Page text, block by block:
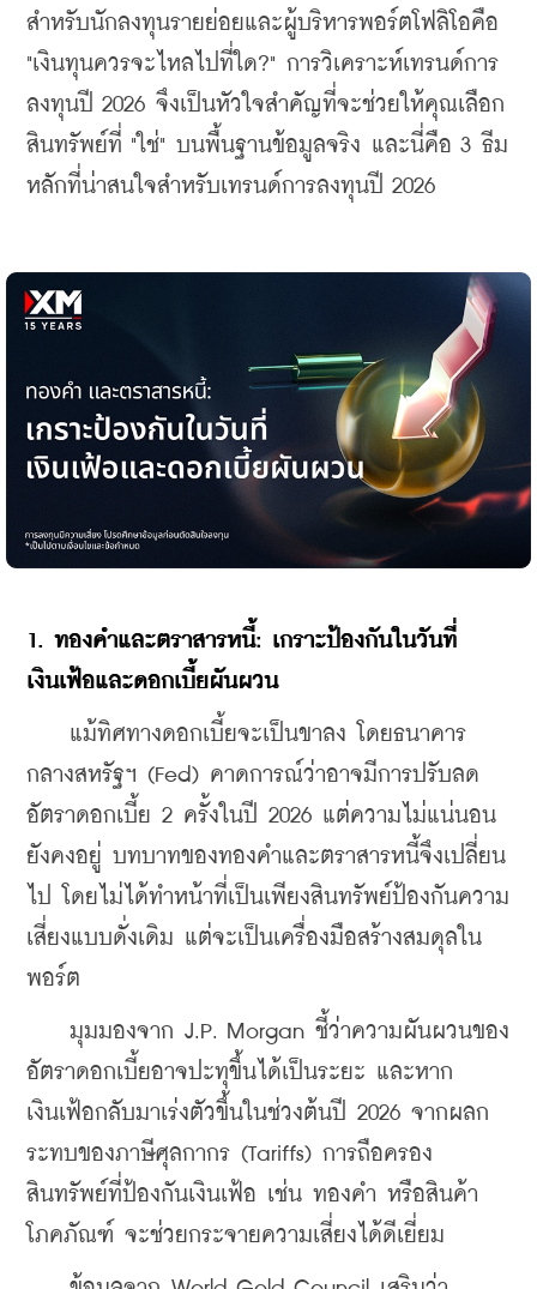
สำหรับนักลงทุนรายย่อยและผู้บริหารพอร์ตโฟลิโอคือ
"เงินทุนควรจะไหลไปที่ใด?" การวิเคราะห์เทรนด์การ
ลงทุนปี 2026 จึงเป็นหัวใจสำคัญที่จะช่วยให้คุณเลือก
สินทรัพย์ที่ "ใช่" บนพื้นฐานข้อมูลจริง และนี่คือ 3 ธีม
หลักที่น่าสนใจสำหรับเทรนด์การลงทุนปี 2026
​1. ทองคำและตราสารหนี้: เกราะป้องกันในวันที่
เงินเฟ้อและดอกเบี้ยผันผวน
แม้ทิศทางดอกเบี้ยจะเป็นขาลง โดยธนาคาร
กลางสหรัฐฯ (Fed) คาดการณ์ว่าอาจมีการปรับลด
อัตราดอกเบี้ย 2 ครั้งในปี 2026 แต่ความไม่แน่นอน
ยังคงอยู่ บทบาทของทองคำและตราสารหนี้จึงเปลี่ยน
ไป โดยไม่ได้ทำหน้าที่เป็นเพียงสินทรัพย์ป้องกันความ
เสี่ยงแบบดั่งเดิม แต่จะเป็นเครื่องมือสร้างสมดุลใน
พอร์ต
มุมมองจาก J.P. Morgan ชี้ว่าความผันผวนของ
อัตราดอกเบี้ยอาจปะทุขึ้นได้เป็นระยะ และหาก
เงินเฟ้อกลับมาเร่งตัวขึ้นในช่วงต้นปี 2026 จากผลก
ระทบของภาษีศุลกากร (Tariffs) การถือครอง
สินทรัพย์ที่ป้องกันเงินเฟ้อ เช่น ทองคำ หรือสินค้า
โภคภัณฑ์ จะช่วยกระจายความเสี่ยงได้ดีเยี่ยม